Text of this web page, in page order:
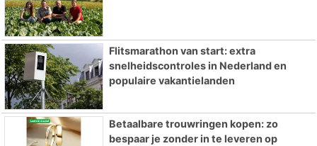
Flitsmarathon van start: extra
snelheidscontroles in Nederland en
populaire vakantielanden
Betaalbare trouwringen kopen: zo
bespaar je zonder in te leveren op